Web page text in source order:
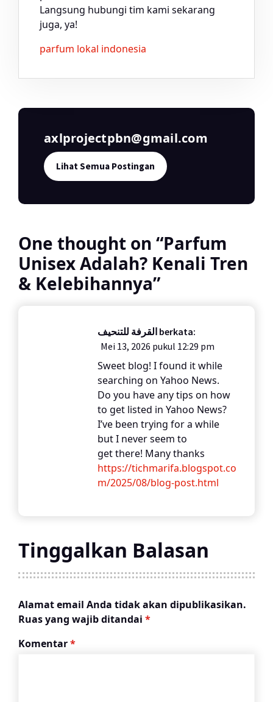
Langsung hubungi tim kami sekarang
juga, ya!
parfum lokal indonesia
axlprojectpbn@gmail.com
Lihat Semua Postingan
One thought on “Parfum
Unisex Adalah? Kenali Tren
& Kelebihannya”
القرفة للتنحيف berkata:
Mei 13, 2026 pukul 12:29 pm
Sweet blog! I found it while
searching on Yahoo News.
Do you have any tips on how
to get listed in Yahoo News?
I’ve been trying for a while
but I never seem to
get there! Many thanks
https://tichmarifa.blogspot.co
m/2025/08/blog-post.html
Tinggalkan Balasan
Alamat email Anda tidak akan dipublikasikan.
Ruas yang wajib ditandai *
Komentar*